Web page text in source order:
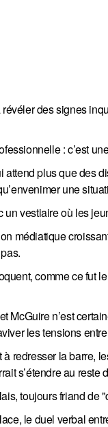
des signes
: c’est
plus que des
une
un vestiaire où les
médiatique
comme ce fut
McGuire n’est
les tensions
redresser la barre,
s’étendre au reste
toujours friand
le duel verbal